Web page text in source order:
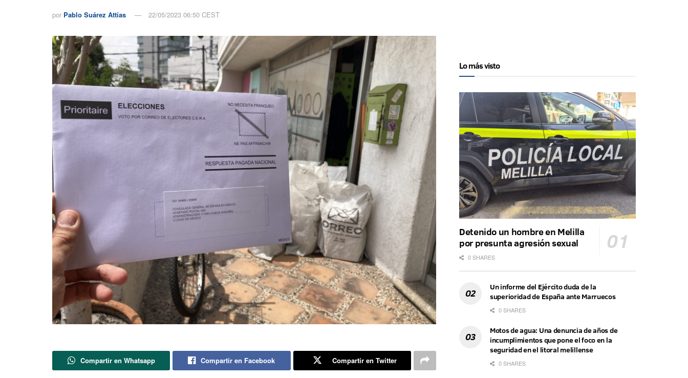
por Pablo Suárez Attías 22/05/2023 06:50 CEST
Compartir en Whatsapp Compartir en Facebook Compartir en Twitter
Lo más visto
Detenido un hombre en Melilla
por presunta agresión sexual
0 SHARES
Un informe del Ejército duda de la
superioridad de España ante Marruecos
0 SHARES
Motos de agua: Una denuncia de años de
incumplimientos que pone el foco en la
seguridad en el litoral melillense
0 SHARES